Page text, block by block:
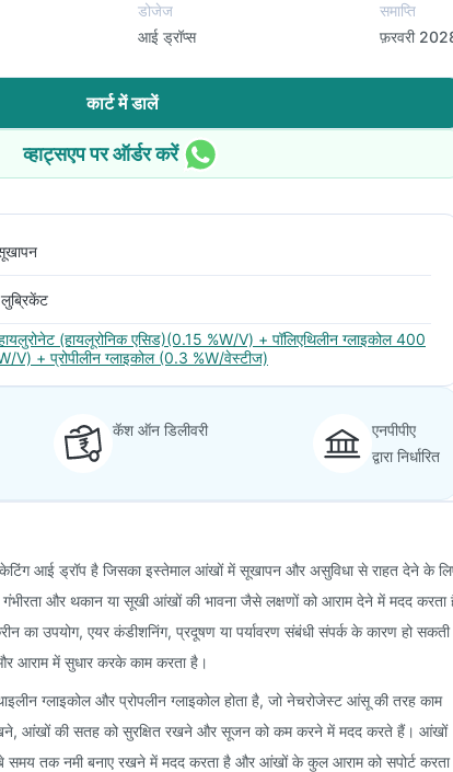
डोजेज
आई ड्रॉप्स
समाप्ति
फ़रवरी
कार्ट में डालें
व्हाट्सएप पर ऑर्डर करें
(हायलूरोनिक एसिड)(0.15 %W/V) + पॉलिएथिलीन ग्लाइकोल 400
V) + प्रोपीलीन ग्लाइकोल (0.3 %W/वेस्टीज)
कॅश ऑन डिलीवरी
एनपीपीए
द्वारा निर्धारित
आई ड्रॉप है जिसका इस्तेमाल आंखों में सूखापन और असुविधा से राहत देने के
और थकान या सूखी आंखों की भावना जैसे लक्षणों को आराम देने में मदद करता
उपयोग, एयर कंडीशनिंग, प्रदूषण या पर्यावरण संबंधी संपर्क के कारण हो सकती
आराम में सुधार करके काम करता है।
ग्लाइकोल और प्रोपलीन ग्लाइकोल होता है, जो नेचरोजेस्ट आंसू की तरह काम
आंखों की सतह को सुरक्षित रखने और सूजन को कम करने में मदद करते हैं। आंखों
समय तक नमी बनाए रखने में मदद करता है और आंखों के कुल आराम को सपोर्ट करता